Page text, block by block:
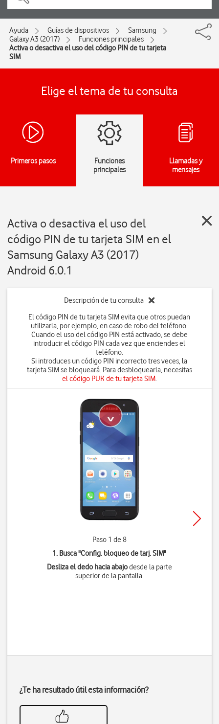
Ayuda Guías de dispositivos
Samsung
Galaxy A3 (2017)
Funciones principales
Activa o desactiva el uso del código PIN de tu tarjeta
SIM
Elige el tema de tu consulta
Primeros pasos
Funciones
principales
Llamadas y
mensajes
Activa o desactiva el uso del
código PIN de tu tarjeta SIM en el
Samsung Galaxy A3 (2017)
Android 6.0.1
Descripción de tu consulta
El código PIN de tu tarjeta SIM evita que otros puedan
utilizarla, por ejemplo, en caso de robo del teléfono.
Cuando el uso del código PIN está activado, se debe
introducir el código PIN cada vez que enciendes el
teléfono.
Si introduces un código PIN incorrecto tres veces, la
tarjeta SIM se bloqueará. Para desbloquearla, necesitas
el código PUK de tu tarjeta SIM.
Paso 1 de 8
1. Busca "Config. bloqueo de tarj. SIM"
Desliza el dedo hacia abajodesde la parte
superior de la pantalla.
¿Te ha resultado útil esta información?